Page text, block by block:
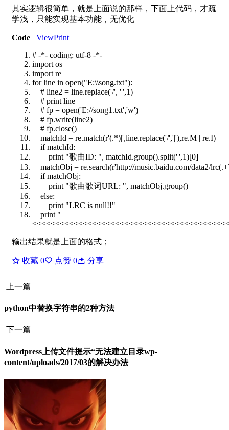
其实逻辑很简单，就是上面说的那样，下面上代码，才疏
学浅，只能实现基本功能，无优化
Code ViewPrint
# -*- coding: utf-8 -*-
import os
import re
forline in open("E:\\song.txt"):
# line2 = line.replace('/', '|',1)
# print line
# fp = open('E://song1.txt','w')
# fp.write(line2)
# fp.close()
matchId = re.match(r'(.*)|',line.replace('/','|'),re.M | re.I)
ifmatchId:
print "歌曲ID: ", matchId.group().split('|',1)[0]
matchObj = re.search(r'http://music.baidu.com/data2/
ifmatchObj:
print "歌曲歌词URL: ", matchObj.group()
else:
print "LRC is null!!"
print "
输出结果就是上面的格式；
收藏 0 点赞 0 分享
上一篇
python中替换字符串的2种方法
下一篇
Wordpress上传文件提示“无法建立目录wp-
content/uploads/2017/03的解决办法